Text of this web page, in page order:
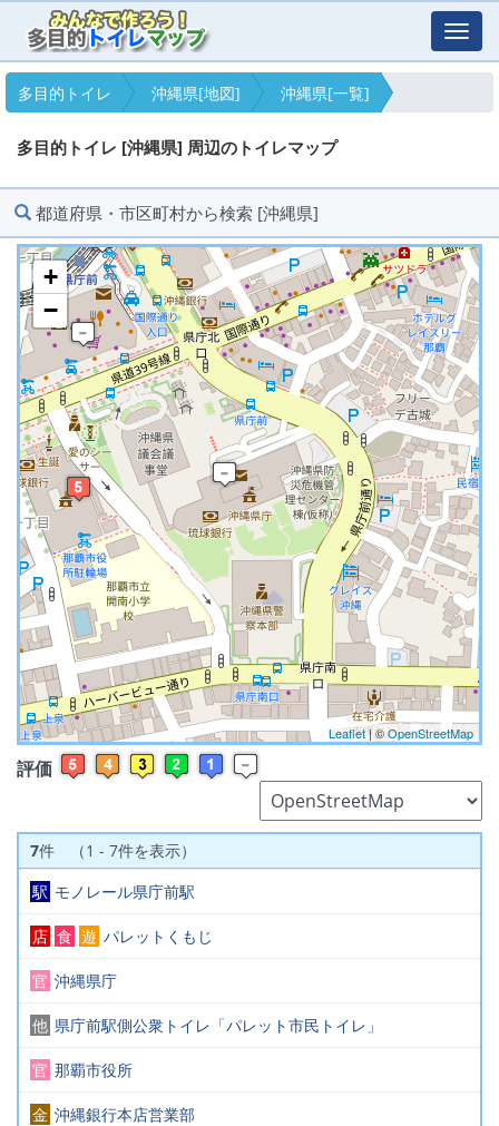
多目的トイレ
沖縄県[地図] 沖縄県[一覧]
多目的トイレ [沖縄県] 周辺のトイレマップ
都道府県・市区町村から検索 [沖縄県]
※ マップを検索、表示中です ※
+
−
Leaflet| ©OpenStreetMap
評価
7件 （1 - 7件を表示）
駅 モノレール県庁前駅
店 食 遊 パレットくもじ
官 沖縄県庁
他 県庁前駅側公衆トイレ「パレット市民トイレ」
官 那覇市役所
金 沖縄銀行本店営業部